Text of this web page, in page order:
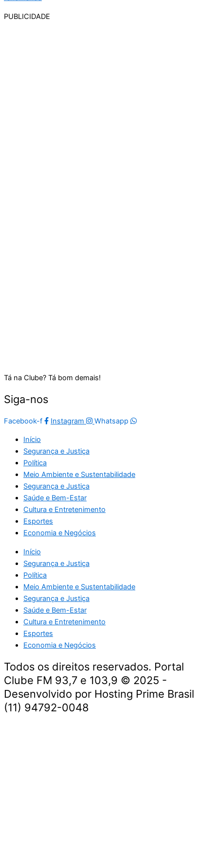
PUBLICIDADE
Tá na Clube? Tá bom demais!
Siga-nos
Facebook-f Instagram Whatsapp
Início
Segurança e Justiça
Política
Meio Ambiente e Sustentabilidade
Segurança e Justiça
Saúde e Bem-Estar
Cultura e Entretenimento
Esportes
Economia e Negócios
Início
Segurança e Justiça
Política
Meio Ambiente e Sustentabilidade
Segurança e Justiça
Saúde e Bem-Estar
Cultura e Entretenimento
Esportes
Economia e Negócios
Todos os direitos reservados. Portal
Clube FM 93,7 e 103,9 © 2025 -
Desenvolvido por Hosting Prime Brasil
(11) 94792-0048